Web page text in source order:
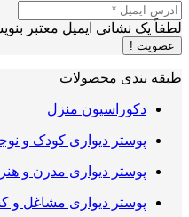
لطفاً یک نشانی ایمیل معتبر
عضویت !
طبقه بندی محصولات
دکوراسیون منزل
پوستر دیواری کودک و
پوستر دیواری مدرن و
پوستر دیواری مشاغل و